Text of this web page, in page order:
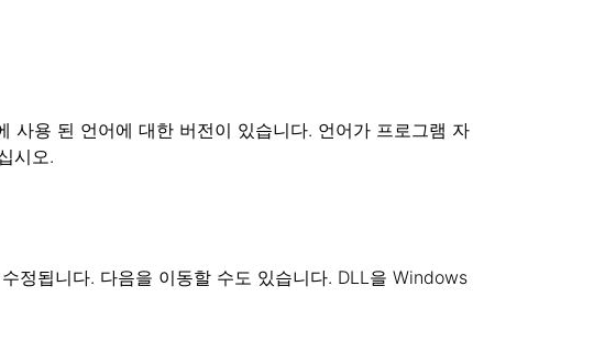
용 된 언어에 대한 버전이 있습니다. 언어가 프로그램 자
시오.
정됩니다. 다음을 이동할 수도 있습니다. DLL을 Windows